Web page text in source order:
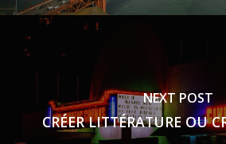
NEXT POST
CRÉER LITTÉRATURE OU